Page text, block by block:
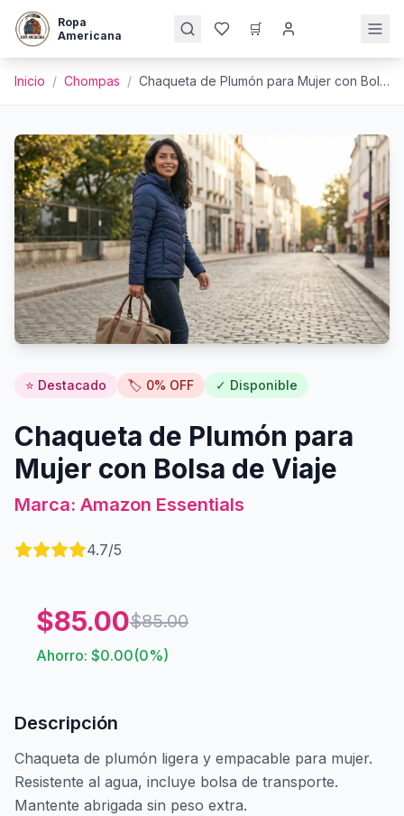
Ropa
Americana
🛒
Inicio / Chompas / Chaqueta de Plumón para Mujer con Bolsa de Viaje
⭐ Destacado 🏷️ 0% OFF ✓ Disponible
Chaqueta de Plumón para
Mujer con Bolsa de Viaje
Marca: Amazon Essentials
4.7/5
$85.00$85.00
Ahorro: $0.00(0%)
Descripción
Chaqueta de plumón ligera y empacable para mujer.
Resistente al agua, incluye bolsa de transporte.
Mantente abrigada sin peso extra.